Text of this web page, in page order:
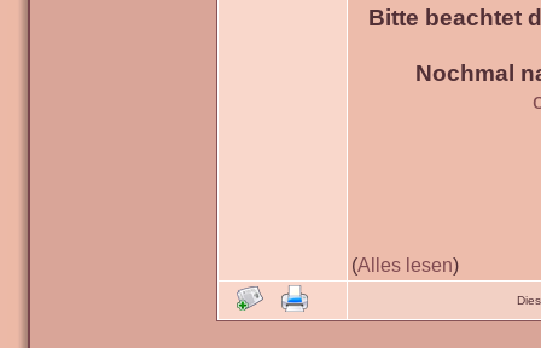
Bitte beachtet
Nochmal
(Alles lesen)